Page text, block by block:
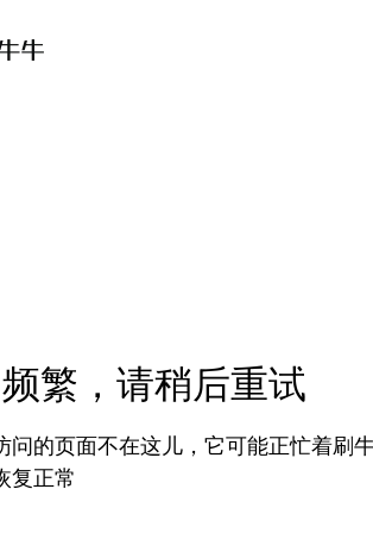
繁，请稍后重试
问的页面不在这儿，它可能正忙着刷
复正常